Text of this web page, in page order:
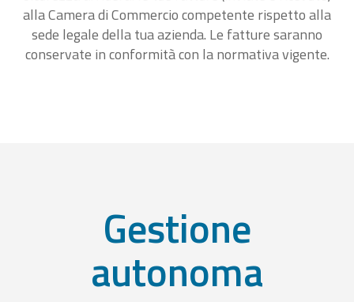
alla Camera di Commercio competente rispetto alla
sede legale della tua azienda. Le fatture saranno
conservate in conformità con la normativa vigente.
Gestione
autonoma